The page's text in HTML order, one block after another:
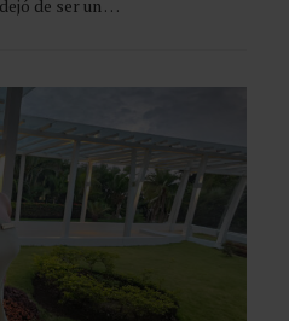
de ser un …